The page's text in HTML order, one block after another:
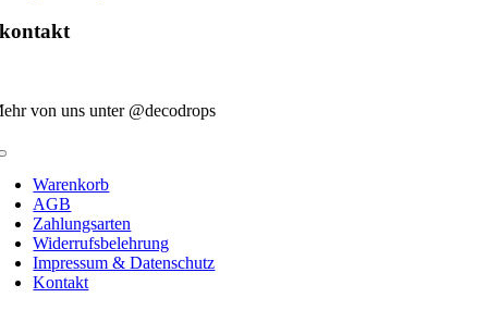
kontakt
von uns unter @decodrops
Warenkorb
AGB
Zahlungsarten
Widerrufsbelehrung
Impressum & Datenschutz
Kontakt